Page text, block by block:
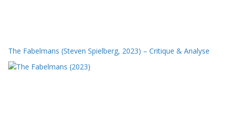
The Fabelmans (Steven Spielberg, 2023) – Critique & Analyse